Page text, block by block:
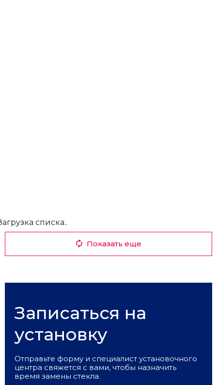
списка..
Показать еще
Записаться на
установку
Отправьте форму и специалист установочного
центра свяжется с вами, чтобы назначить
время замены стекла.